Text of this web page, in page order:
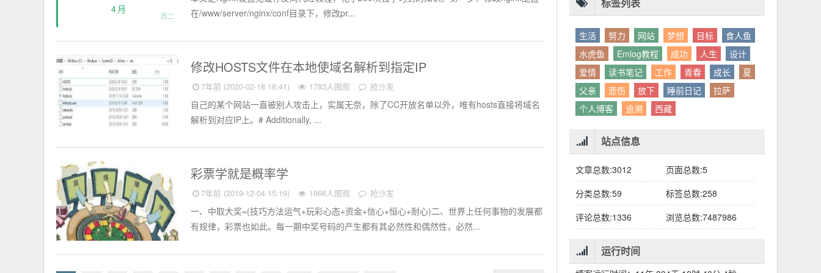
4月
周二
在/www/server/nginx/conf目录下，修改pr...
电脑知识 修改HOSTS文件在本地使域名解析到指定IP
7年前 (2020-02-18 18:41) 1783人围观 抢沙发
自己的某个网站一直被别人攻击上，实属无奈，除了CC开放名单以外，唯有hosts直接将域名
解析到对应IP上。# Additionally, ...
网络赌博 彩票学就是概率学
7年前 (2019-12-04 15:19) 1866人围观 抢沙发
一、中取大奖=(技巧方法运气+玩彩心态+资金+信心+恒心+耐心)二、世界上任何事物的发展都
有规律，彩票也如此。每一期中奖号码的产生都有其必然性和偶然性，必然...
别人眼中的应该。这句话不是安慰，是提醒：
你的人生，不需要复刻任何人的轨迹。
老兄，我没看错吧“30台”？
标签列表
生活 努力 网站 梦想 目标
食人鱼
水虎鱼
Emlog教程 成功 人生
设计
爱情
读书笔记 工作
父亲
悲伤 放下
个人博客
追溯 西藏
站点信息
文章总数:3012
页面总数:5
分类总数:59
评论总数:1336
浏览总数:7487986